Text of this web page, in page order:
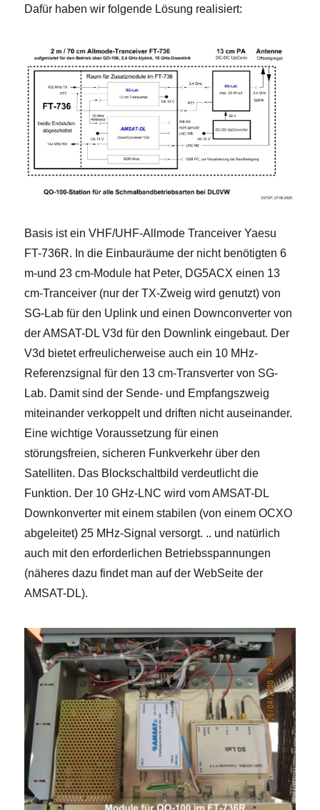
Dafür haben wir folgende Lösung realisiert:
Basis ist ein VHF/UHF-Allmode Tranceiver Yaesu
FT-736R. In die Einbauräume der nicht benötigten 6
m-und 23 cm-Module hat Peter, DG5ACX einen 13
cm-Tranceiver (nur der TX-Zweig wird genutzt) von
SG-Lab für den Uplink und einen Downconverter von
der AMSAT-DL V3d für den Downlink eingebaut. Der
V3d bietet erfreulicherweise auch ein 10 MHz-
Referenzsignal für den 13 cm-Transverter von SG-
Lab. Damit sind der Sende- und Empfangszweig
miteinander verkoppelt und driften nicht auseinander.
Eine wichtige Voraussetzung für einen
störungsfreien, sicheren Funkverkehr über den
Satelliten. Das Blockschaltbild verdeutlicht die
Funktion. Der 10 GHz-LNC wird vom AMSAT-DL
Downkonverter mit einem stabilen (von einem OCXO
abgeleitet) 25 MHz-Signal versorgt. .. und natürlich
auch mit den erforderlichen Betriebsspannungen
(näheres dazu findet man auf der WebSeite der
AMSAT-DL).